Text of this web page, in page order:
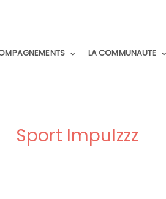
LA COMMUNAUTE
Sport Impulzzz